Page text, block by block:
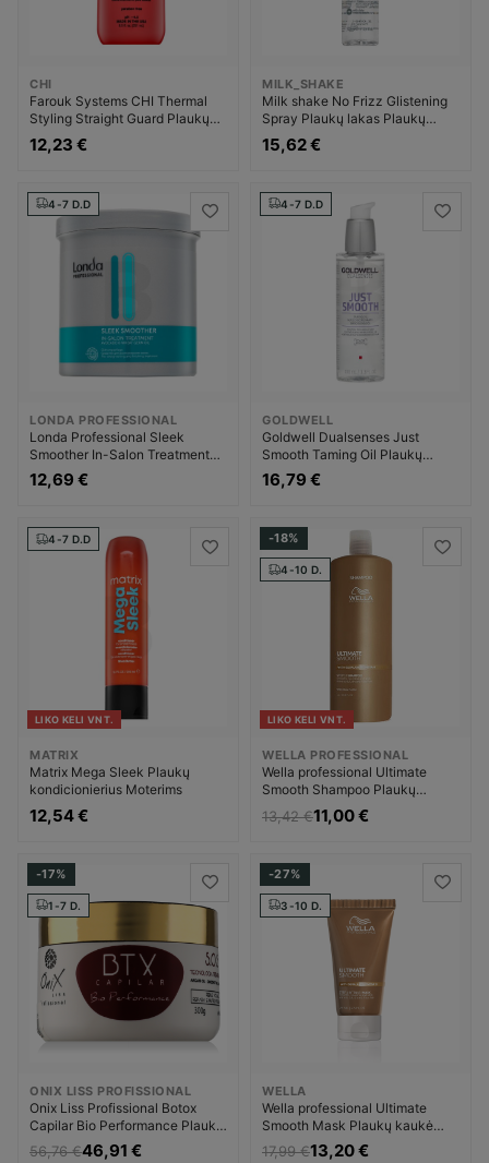
CHI
Farouk Systems CHI Thermal
Styling Straight Guard Plaukų
glotnumui Priemonė nuo plaukų
pūtimosi Moterims
12,23 €
MILK_SHAKE
Milk shake No Frizz Glistening
Spray Plaukų lakas Plaukų
priemonė Unisex
15,62 €
4-7 D.D
LONDA PROFESSIONAL
Londa Professional Sleek
Smoother In-Salon Treatment
Plaukų glotnumui Priemonė nuo
plaukų pūtimosi Moterims
12,69 €
4-7 D.D
GOLDWELL
Goldwell Dualsenses Just
Smooth Taming Oil Plaukų
glotnumui Priemonė nuo plaukų
pūtimosi Moterims
16,79 €
4-7 D.D
LIKO KELI VNT.
MATRIX
Matrix Mega Sleek Plaukų
kondicionierius Moterims
12,54 €
-18%
4-10 D.
LIKO KELI VNT.
WELLA PROFESSIONAL
Wella professional Ultimate
Smooth Shampoo Plaukų
šampūnas Moterims
13,42 €11,00 €
-17%
1-7 D.
ONIX LISS PROFISSIONAL
Onix Liss Profissional Botox
Capilar Bio Performance Plaukų
kaukė Unisex
56,76 €46,91 €
-27%
3-10 D.
WELLA
Wella professional Ultimate
Smooth Mask Plaukų kaukė
Moterims
17,99 €13,20 €